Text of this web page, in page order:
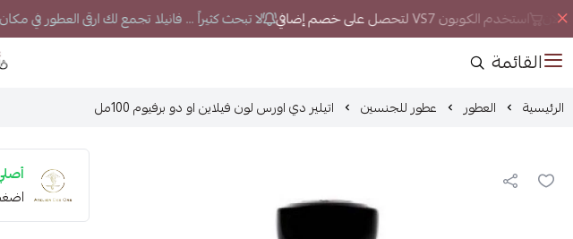
استخدم الكوبون VS7 لتحصل على خصم إضافي لا تبحث كثيراً ... فانيلا تجمع لك ارقى العطور في
القائمة
الرئيسية العطور عطور للجنسين اتيلير دي اورس لون فيلاين او دو برفيوم 100مل
أصلي